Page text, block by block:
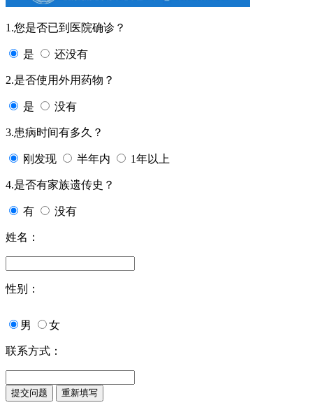
1.您是否已到医院确诊？
是 还没有
2.是否使用外用药物？
是 没有
3.患病时间有多久？
刚发现 半年内 1年以上
4.是否有家族遗传史？
有 没有
姓名：
性别：
男 女
联系方式：